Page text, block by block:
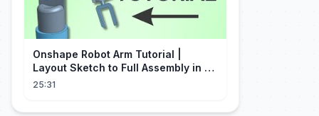
Onshape Robot Arm Tutorial |
Layout Sketch to Full Assembly in 20
Minutes!
25:31